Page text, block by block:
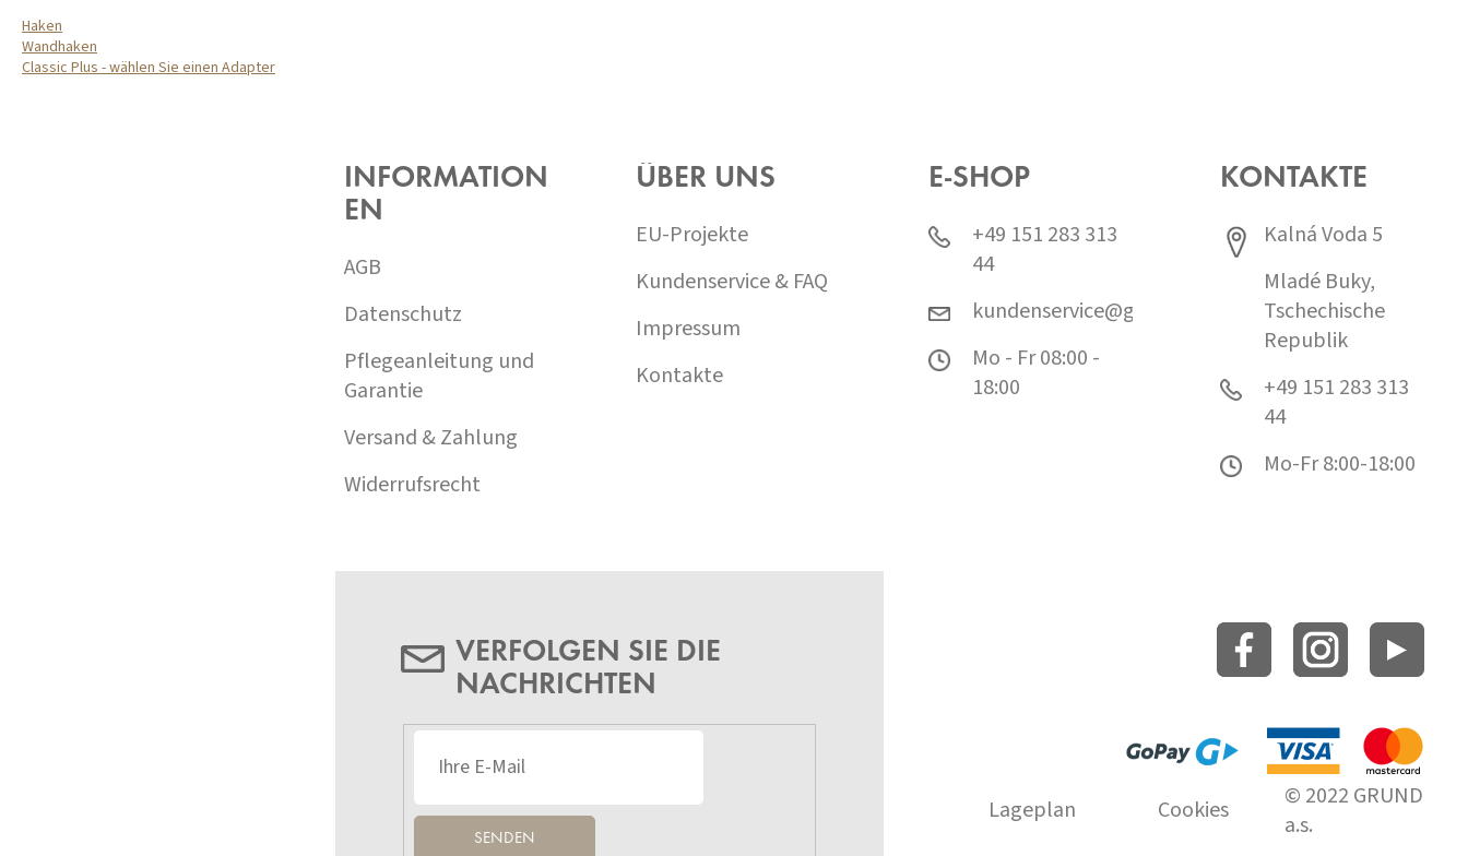
Haken
Wandhaken
Classic Plus - wählen Sie einen Adapter
INFORMATION
EN
AGB
Datenschutz
Pflegeanleitung und
Garantie
Versand & Zahlung
Widerrufsrecht
ÜBER UNS
EU-Projekte
Kundenservice & FAQ
Impressum
Kontakte
E-SHOP
+49 151 283 313
44
kundenservice@grund.cz
Mo - Fr 08:00 -
18:00
KONTAKTE
Kalná Voda 5
Mladé Buky,
Tschechische
Republik
+49 151 283 313
44
Mo-Fr 8:00-18:00
VERFOLGEN SIE DIE
NACHRICHTEN
SENDEN
Lageplan Cookies
© 2022 GRUND
a.s.